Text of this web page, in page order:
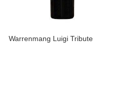
Warrenmang Luigi Tribute